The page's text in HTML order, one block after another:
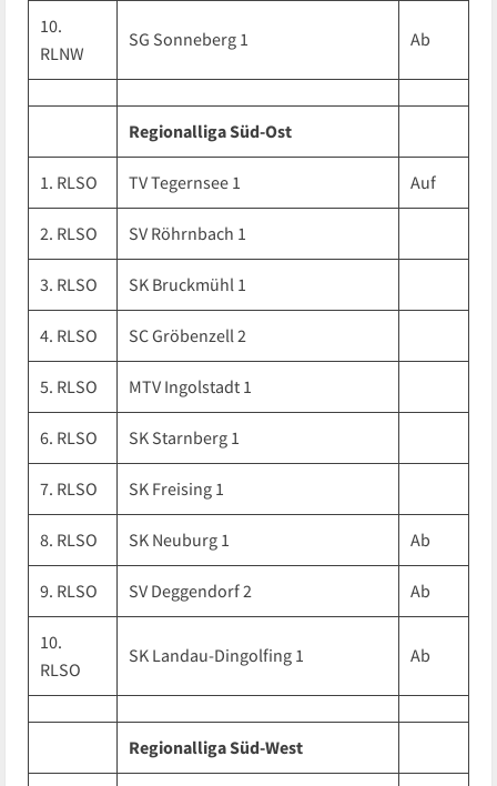
10.
RLNW
SG Sonneberg 1 Ab
Regionalliga Süd-Ost
1. RLSO TV Tegernsee 1 Auf
2. RLSO SV Röhrnbach 1
3. RLSO SK Bruckmühl 1
4. RLSO SC Gröbenzell 2
5. RLSO MTV Ingolstadt 1
6. RLSO SK Starnberg 1
7. RLSO SK Freising 1
8. RLSO SK Neuburg 1 Ab
9. RLSO SV Deggendorf 2 Ab
10.
RLSO
SK Landau-Dingolfing 1 Ab
Regionalliga Süd-West